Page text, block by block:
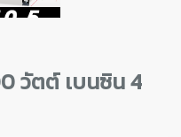
วัตต์ เบนซิน 4